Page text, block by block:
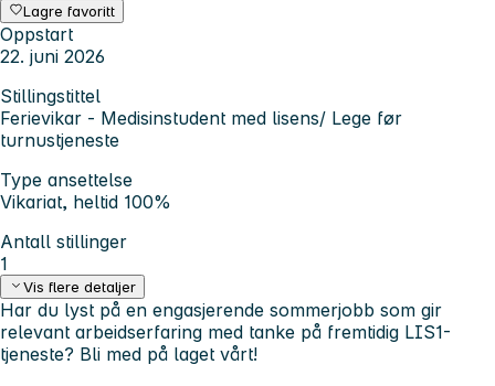
Lagre favoritt
Oppstart
22. juni 2026
Stillingstittel
Ferievikar - Medisinstudent med lisens/ Lege før
turnustjeneste
Type ansettelse
Vikariat, heltid 100%
Antall stillinger
1
Vis flere detaljer
Har du lyst på en engasjerende sommerjobb som gir
relevant arbeidserfaring med tanke på fremtidig LIS1-
tjeneste? Bli med på laget vårt!